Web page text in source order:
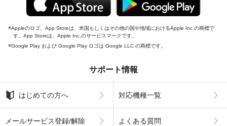
Appleのロゴ、App Storeは、米国もしくはその他の国や地域におけるApple Inc.の商標で
す。App Storeは、Apple Inc.のサービスマークです。
Google Play および Google Play ロゴは Google LLC の商標です。
サポート情報
はじめての方へ 対応機種一覧
メールサービス登録/解除 よくある質問